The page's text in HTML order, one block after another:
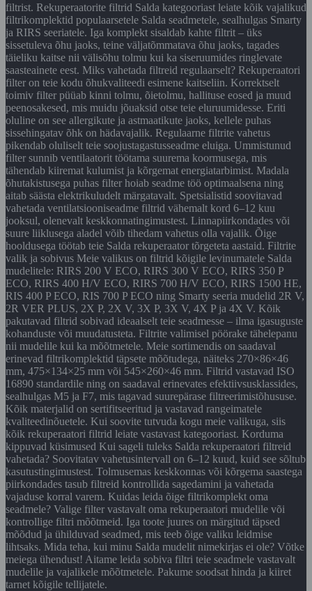
filtrist. Rekuperaatorite filtrid Salda kategooriast leiate kõik vajalikud
filtrikomplektid populaarsetele Salda seadmetele, sealhulgas Smarty
ja RIRS seeriatele. Iga komplekt sisaldab kahte filtrit – üks
sissetuleva õhu jaoks, teine väljatõmmatava õhu jaoks, tagades
täieliku kaitse nii välisõhu tolmu kui ka siseruumides ringlevate
saasteainete eest. Miks vahetada filtreid regulaarselt? Rekuperaatori
filter on teie kodu õhukvaliteedi esimene kaitseliin. Korrektselt
toimiv filter püüab kinni tolmu, õietolmu, hallituse eosed ja muud
peenosakesed, mis muidu jõuaksid otse teie eluruumidesse. Eriti
oluline on see allergikute ja astmaatikute jaoks, kellele puhas
sissehingatav õhk on hädavajalik. Regulaarne filtrite vahetus
pikendab oluliselt teie soojustagastusseadme eluiga. Ummistunud
filter sunnib ventilaatorit töötama suurema koormusega, mis
tähendab kiiremat kulumist ja kõrgemat energiatarbimist. Madala
õhutakistusega puhas filter hoiab seadme töö optimaalsena ning
aitab säästa elektrikuludelt märgatavalt. Spetsialistid soovitavad
vahetada ventilatsiooniseadme filtrid vähemalt kord 6–12 kuu
jooksul, olenevalt keskkonnatingimustest. Linnapiirkondades või
suure liiklusega aladel võib tihedam vahetus olla vajalik. Õige
hooldusega töötab teie Salda rekuperaator tõrgeteta aastaid. Filtrite
valik ja sobivus Meie valikus on filtrid kõigile levinumatele Salda
mudelitele: RIRS 200 V ECO, RIRS 300 V ECO, RIRS 350 P
ECO, RIRS 400 H/V ECO, RIRS 700 H/V ECO, RIRS 1500 HE,
RIS 400 P ECO, RIS 700 P ECO ning Smarty seeria mudelid 2R V,
2R VER PLUS, 2X P, 2X V, 3X P, 3X V, 4X P ja 4X V. Kõik
pakutavad filtrid sobivad ideaalselt teie seadmesse – ilma igasuguste
kohanduste või muudatusteta. Filtrite valimisel pöörake tähelepanu
nii mudelile kui ka mõõtmetele. Meie sortimendis on saadaval
erinevad filtrikomplektid täpsete mõõtudega, näiteks 270×86×46
mm, 475×134×25 mm või 545×260×46 mm. Filtrid vastavad ISO
16890 standardile ning on saadaval erinevates efektiivsusklassides,
sealhulgas M5 ja F7, mis tagavad suurepärase filtreerimistõhususe.
Kõik materjalid on sertifitseeritud ja vastavad rangeimatele
kvaliteedinõuetele. Kui soovite tutvuda kogu meie valikuga, siis
kõik rekuperaatori filtrid leiate vastavast kategooriast. Korduma
kippuvad küsimused Kui sageli tuleks Salda rekuperaatori filtreid
vahetada? Soovitatav vahetusintervall on 6–12 kuud, kuid see sõltub
kasutustingimustest. Tolmusemas keskkonnas või kõrgema saastega
piirkondades tasub filtreid kontrollida sagedamini ja vahetada
vajaduse korral varem. Kuidas leida õige filtrikomplekt oma
seadmele? Valige filter vastavalt oma rekuperaatori mudelile või
kontrollige filtri mõõtmeid. Iga toote juures on märgitud täpsed
mõõdud ja ühilduvad seadmed, mis teeb õige valiku leidmise
lihtsaks. Mida teha, kui minu Salda mudelit nimekirjas ei ole? Võtke
meiega ühendust! Aitame leida sobiva filtri teie seadmele vastavalt
mudelile ja vajalikele mõõtmetele. Pakume soodsat hinda ja kiiret
tarnet kõigile tellijatele.